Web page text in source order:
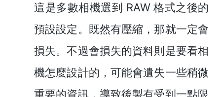
這是多數相機選到 RAW 格式之後的
預設設定。既然有壓縮，那就一定會
損失。不過會損失的資料則是要看相
機怎麼設計的，可能會遺失一些稍微
重要的資訊，導致後製有受到一點限